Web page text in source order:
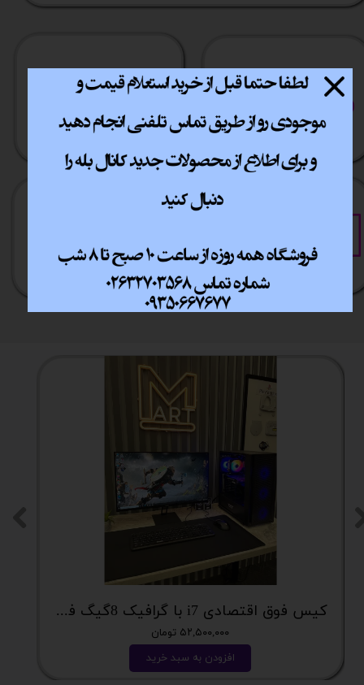
پشتیبانی انلاین
​7روز هفته 10تا 20
ارسال سریع
​​سراسر ایران
فقط با چند کلیک آسان به راحتی
کیس فوق اقتصادی i7 با گرافیک 8گیگ فوق اکونومی کد 2162
۵۲,۵۰۰,۰۰۰ تومان
افزودن به سبد خرید